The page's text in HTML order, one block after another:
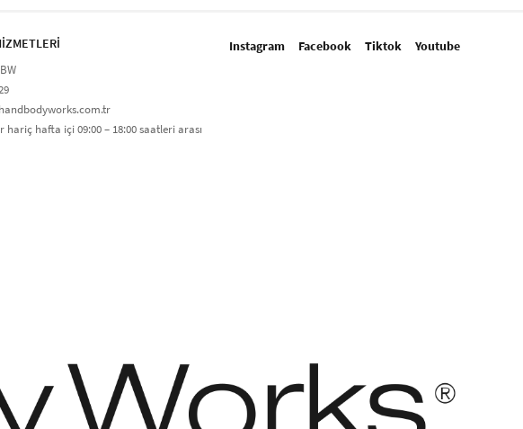
Instagram Facebook Tiktok Youtube
hariç hafta içi 09:00 – 18:00 saatleri arası​